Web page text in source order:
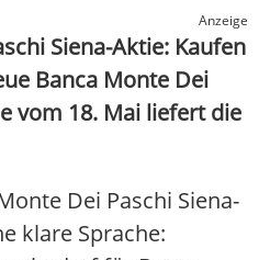
Anzeige
Siena-Aktie: Kaufen
Banca Monte Dei
vom 18. Mai liefert die
Dei Paschi Siena-
klare Sprache: